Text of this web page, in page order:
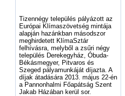
Tizennégy település pályázott az
Európai Klímaszövetség mintája
alapján hazánkban másodszor
meghirdetett KlímaSztár
felhívásra, melyből a zsűri négy
település Derekegyház, Óbuda-
Békásmegyer, Pitvaros és
Szeged pályamunkáját díjazta. A
díjak átadására 2013. május 22-én
a Pannonhalmi Főapátság Szent
Jakab Házában kerül sor.